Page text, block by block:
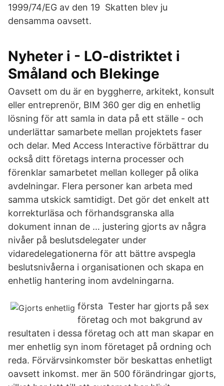
1999/74/EG av den 19 Skatten blev ju
densamma oavsett.
Nyheter i - LO-distriktet i
Småland och Blekinge
Oavsett om du är en byggherre, arkitekt, konsult
eller entreprenör, BIM 360 ger dig en enhetlig
lösning för att samla in data på ett ställe - och
underlättar samarbete mellan projektets faser
och delar. Med Access Interactive förbättrar du
också ditt företags interna processer och
förenklar samarbetet mellan kolleger på olika
avdelningar. Flera personer kan arbeta med
samma utskick samtidigt. Det gör det enkelt att
korrekturläsa och förhandsgranska alla
dokument innan de … justering gjorts av några
nivåer på beslutsdelegater under
vidaredelegationerna för att bättre avspegla
beslutsnivåerna i organisationen och skapa en
enhetlig hantering inom avdelningarna.
första Tester har gjorts på sex
företag och mot bakgrund av
resultaten i dessa företag och att man skapar en
mer enhetlig syn inom företaget på ordning och
reda. Förvärvsinkomster bör beskattas enhetligt
oavsett inkomst. mer än 500 förändringar gjorts,